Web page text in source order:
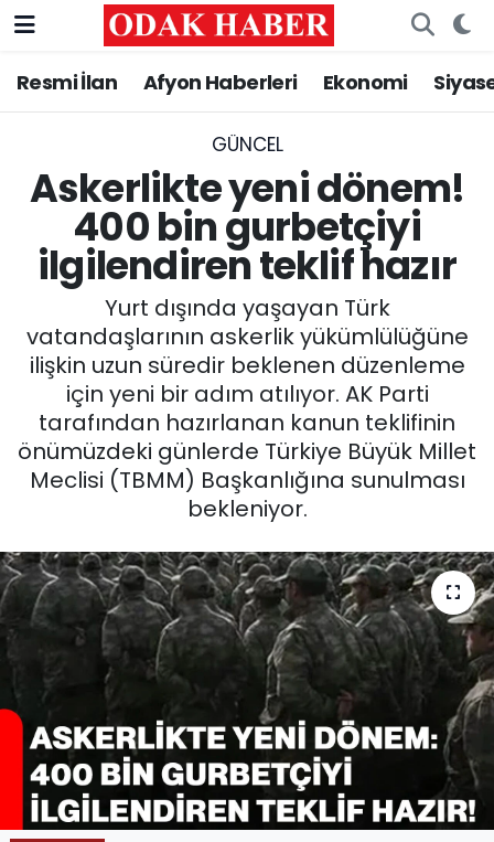
Resmi İlan Afyon Haberleri Ekonomi
GÜNCEL
Askerlikte yeni dönem!
400 bin gurbetçiyi
ilgilendiren teklif hazır
Yurt dışında yaşayan Türk
vatandaşlarının askerlik yükümlülüğüne
ilişkin uzun süredir beklenen düzenleme
için yeni bir adım atılıyor. AK Parti
tarafından hazırlanan kanun teklifinin
önümüzdeki günlerde Türkiye Büyük Millet
Meclisi (TBMM) Başkanlığına sunulması
bekleniyor.
AFYONKARAHİSAR HABERLERİ
ASAYİŞ
GÜNCEL
SİYASET
EĞİTİM
MAGAZİN
SAĞLIK
11:11 MANŞET
Nöbetçi Eczaneler
Trafik Durumu
Süper Lig Puan Durumu ve Fikstür
Tüm Manşetler
Son Dakika Haberleri
Haber Arşivi